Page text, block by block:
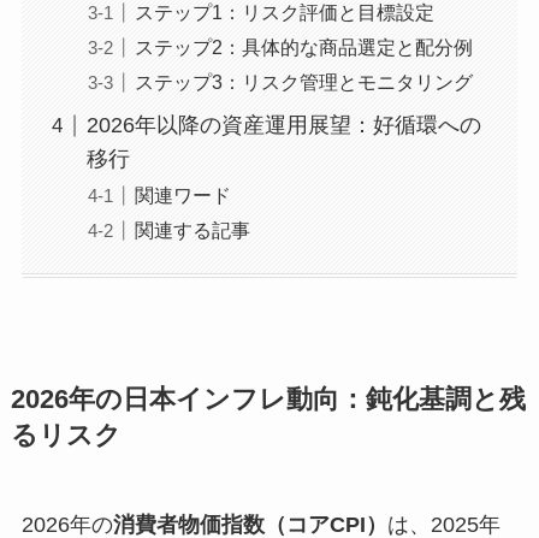
ステップ1：リスク評価と目標設定
ステップ2：具体的な商品選定と配分例
ステップ3：リスク管理とモニタリング
2026年以降の資産運用展望：好循環への
移行
関連ワード
関連する記事
2026年の日本インフレ動向：鈍化基調と残
るリスク
2026年の消費者物価指数（コアCPI） は、2025年